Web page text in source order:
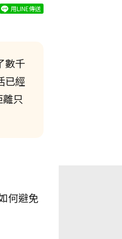
用LINE傳送
數千
已經
只
何避免